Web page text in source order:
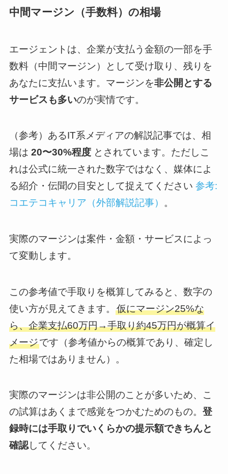
中間マージン（手数料）の相場
エージェントは、企業が支払う金額の一部を手
数料（中間マージン）として受け取り、残りを
あなたに支払います。マージンを非公開とする
サービスも多いのが実情です。
（参考）あるIT系メディアの解説記事では、相
場は 20〜30%程度とされています。ただしこ
れは公式に統一された数字ではなく、媒体によ
る紹介・伝聞の目安として捉えてください 参考:
コエテコキャリア（外部解説記事） 。
実際のマージンは案件・金額・サービスによっ
て変動します。
この参考値で手取りを概算してみると、数字の
使い方が見えてきます。 仮にマージン25%な
ら、企業支払60万円→手取り約45万円が概算イ
メージです（参考値からの概算であり、確定し
た相場ではありません）。
実際のマージンは非公開のことが多いため、こ
の試算はあくまで感覚をつかむためのもの。 登
録時には手取りでいくらかの提示額できちんと
確認してください。